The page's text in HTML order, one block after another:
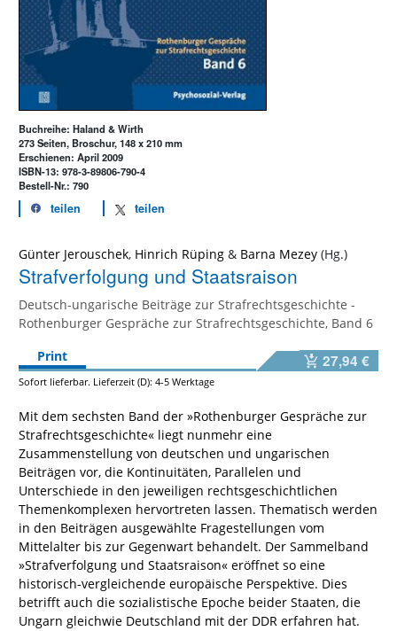
Buchreihe: Haland & Wirth
273 Seiten, Broschur, 148 x 210 mm
Erschienen: April 2009
ISBN-13: 978-3-89806-790-4
Bestell-Nr.: 790
teilen teilen
Günter Jerouschek, Hinrich Rüping & Barna Mezey
Strafverfolgung und Staatsraison
Deutsch-ungarische Beiträge zur Strafrechtsgeschichte -
Rothenburger Gespräche zur Strafrechtsgeschichte, Band 6
Print
27,94 €
Sofort lieferbar. Lieferzeit (D): 4-5 Werktage
Mit dem sechsten Band der »Rothenburger Gespräche zur
Strafrechtsgeschichte« liegt nunmehr eine
Zusammenstellung von deutschen und ungarischen
Beiträgen vor, die Kontinuitäten, Parallelen und
Unterschiede in den jeweiligen rechtsgeschichtlichen
Themenkomplexen hervortreten lassen. Thematisch werden
in den Beiträgen ausgewählte Fragestellungen vom
Mittelalter bis zur Gegenwart behandelt. Der Sammelband
»Strafverfolgung und Staatsraison« eröffnet so eine
historisch-vergleichende europäische Perspektive. Dies
betrifft auch die sozialistische Epoche beider Staaten, die
Ungarn gleichwie Deutschland mit der DDR erfahren hat.